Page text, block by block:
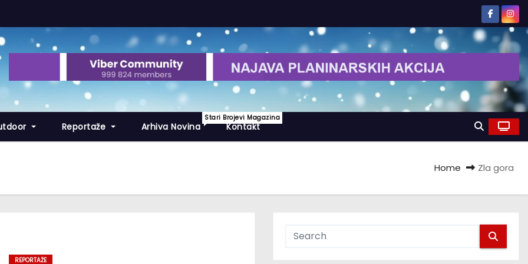
Reportaže Arhiva Novina
Stari Brojevi Magazina
Kontakt
Home Zla gora
REPORTAŽE